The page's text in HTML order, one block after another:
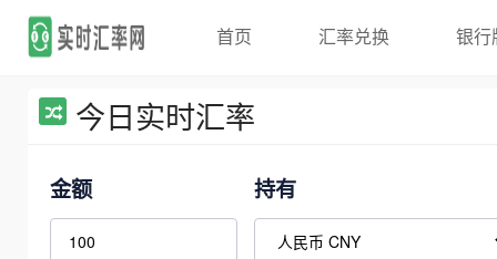
首页 汇率兑换 银行
今日实时汇率
金额 持有